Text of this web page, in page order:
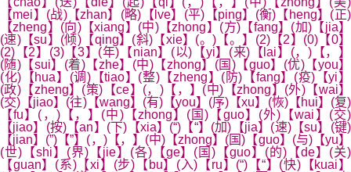
【mei】(战)【zhan】(略)【lve】(平)【ping】(衡)【heng】(正)
【zheng】(向)【xiang】(中)【zhong】(方)【fang】(加)【jia】
(速)【su】(倾)【qing】(斜)【xie】(。)【。】(2)【2】(0)【0】
(2)【2】(3)【3】(年)【nian】(以)【yi】(来)【lai】(，)【，】
(随)【sui】(着)【zhe】(中)【zhong】(国)【guo】(优)【you】
(化)【hua】(调)【tiao】(整)【zheng】(防)【fang】(疫)【yi】
(政)【zheng】(策)【ce】(，)【，】(中)【zhong】(外)【wai】
(交)【jiao】(往)【wang】(有)【you】(序)【xu】(恢)【hui】(复)
【fu】(，)【，】(中)【zhong】(国)【guo】(外)【wai】(交)
【jiao】(按)【an】(下)【xia】(“)【“】(加)【jia】(速)【su】(键)
【jian】(”)【”】(，)【，】(中)【zhong】(国)【guo】(与)【yu】
(世)【shi】(界)【jie】(各)【ge】(国)【guo】(的)【de】(关)
【guan】(系)【xi】(步)【bu】(入)【ru】(“)【“】(快)【kuai】